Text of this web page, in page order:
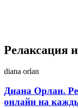
Релаксация
diana orlan
Диана Орлан.
онлайн на